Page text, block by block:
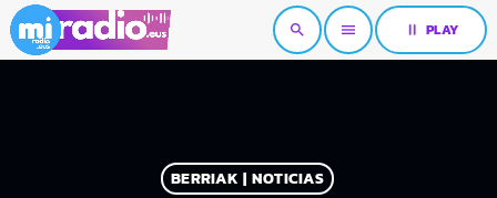
search menu pause PLAY
BERRIAK | NOTICIAS